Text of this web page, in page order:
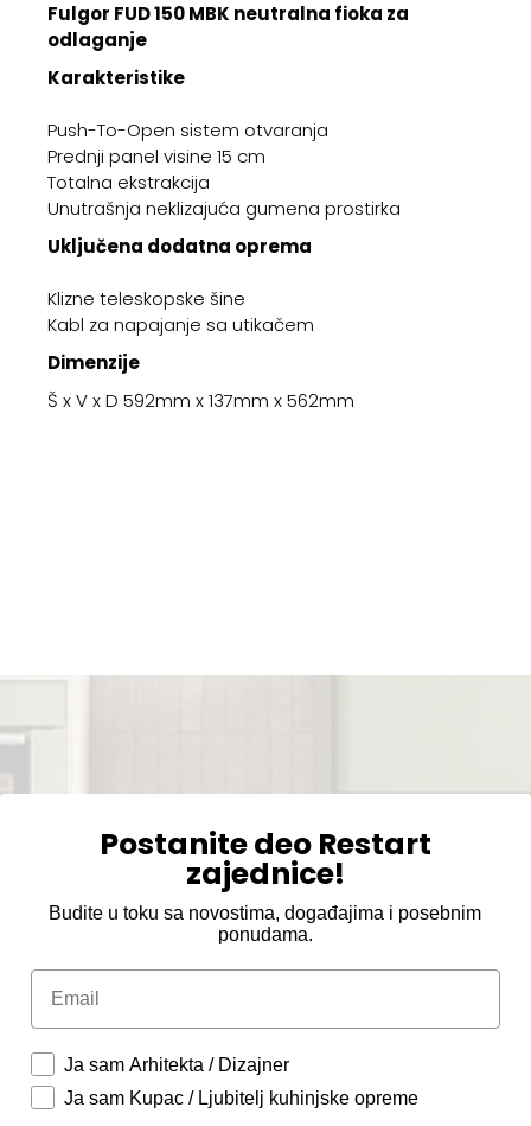
Fulgor FUD 150 MBK neutralna fioka za
odlaganje
Karakteristike
Push-To-Open sistem otvaranja
Prednji panel visine 15 cm
Totalna ekstrakcija
Unutrašnja neklizajuća gumena prostirka
Uključena dodatna oprema
Klizne teleskopske šine
Kabl za napajanje sa utikačem
Dimenzije
Š x V x D 592mm x 137mm x 562mm
Postanite deo Restart
zajednice!
Budite u toku sa novostima, događajima i posebnim
ponudama.
Email
Ja sam Arhitekta / Dizajner
Ja sam Kupac / Ljubitelj kuhinjske opreme